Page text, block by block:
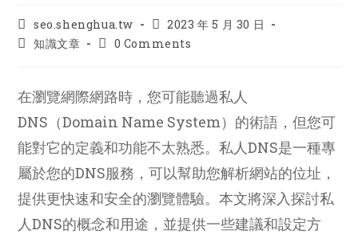
Post
author:
seo.shenghua.tw
Post
published:
2023 年 5 月 30 日
Post知識文章
Post0 Comments
在瀏覽網際網路時，您可能聽過私人
DNS（Domain Name System）的術語，但您可
能對它的定義和功能不太熟悉。私人DNS是一種專
屬於您的DNS服務，可以幫助您解析網站的位址，
提供更快速和安全的瀏覽體驗。本文將深入探討私
人DNS的概念和用途，並提供一些建議和設定方